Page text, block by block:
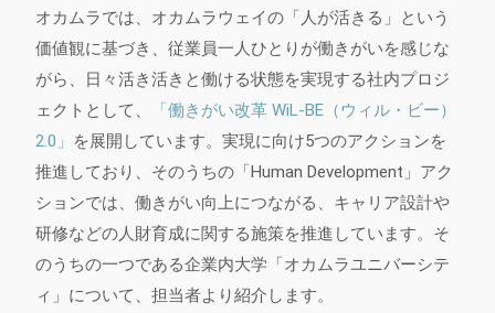
オカムラでは、オカムラウェイの「人が活きる」という
価値観に基づき、従業員一人ひとりが働きがいを感じな
がら、日々活き活きと働ける状態を実現する社内プロジ
ェクトとして、
「働きがい改革 WiL-BE（ウィル・ビー）
2.0」
を展開しています。実現に向け5つのアクションを
推進しており、そのうちの「Human Development」アク
ションでは、働きがい向上につながる、キャリア設計や
研修などの人財育成に関する施策を推進しています。そ
のうちの一つである企業内大学「オカムラユニバーシテ
ィ」について、担当者より紹介します。